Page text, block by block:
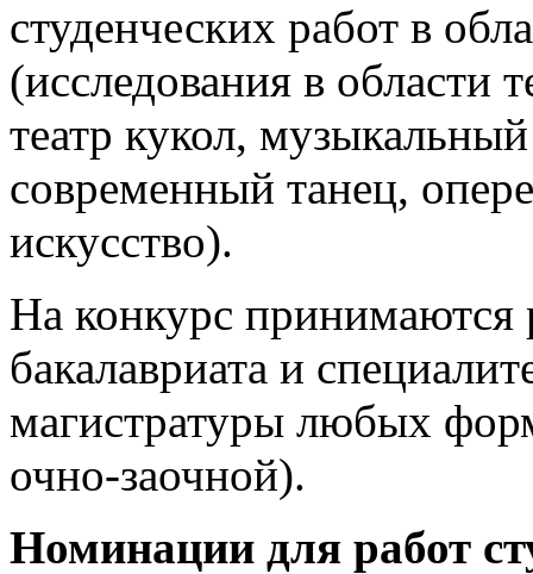
студенческих работ в
(исследования в области
театр кукол,
современный танец,
искусство).
На конкурс принимаются
бакалавриата и
магистратуры любых
очно-заочной).
Номинации для работ